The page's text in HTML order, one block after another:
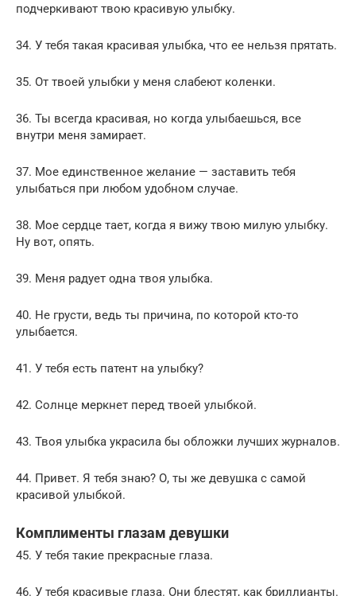
подчеркивают твою красивую улыбку.
34. У тебя такая красивая улыбка, что ее нельзя прятать.
35. От твоей улыбки у меня слабеют коленки.
36. Ты всегда красивая, но когда улыбаешься, все
внутри меня замирает.
37. Мое единственное желание — заставить тебя
улыбаться при любом удобном случае.
38. Мое сердце тает, когда я вижу твою милую улыбку.
Ну вот, опять.
39. Меня радует одна твоя улыбка.
40. Не грусти, ведь ты причина, по которой кто-то
улыбается.
41. У тебя есть патент на улыбку?
42. Солнце меркнет перед твоей улыбкой.
43. Твоя улыбка украсила бы обложки лучших журналов.
44. Привет. Я тебя знаю? О, ты же девушка с самой
красивой улыбкой.
Комплименты глазам девушки
45. У тебя такие прекрасные глаза.
46. У тебя красивые глаза. Они блестят, как бриллианты.